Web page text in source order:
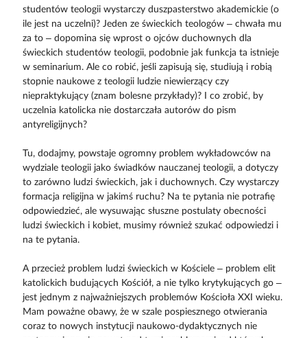
studentów teologii wystarczy duszpasterstwo akademickie (o
ile jest na uczelni)? Jeden ze świeckich teologów – chwała mu
za to – dopomina się wprost o ojców duchownych dla
świeckich studentów teologii, podobnie jak funkcja ta istnieje
w seminarium. Ale co robić, jeśli zapisują się, studiują i robią
stopnie naukowe z teologii ludzie niewierzący czy
niepraktykujący (znam bolesne przykłady)? I co zrobić, by
uczelnia katolicka nie dostarczała autorów do pism
antyreligijnych?
Tu, dodajmy, powstaje ogromny problem wykładowców na
wydziale teologii jako świadków nauczanej teologii, a dotyczy
to zarówno ludzi świeckich, jak i duchownych. Czy wystarczy
formacja religijna w jakimś ruchu? Na te pytania nie potrafię
odpowiedzieć, ale wysuwając słuszne postulaty obecności
ludzi świeckich i kobiet, musimy również szukać odpowiedzi i
na te pytania.
A przecież problem ludzi świeckich w Kościele – problem elit
katolickich budujących Kościół, a nie tylko krytykujących go –
jest jednym z najważniejszych problemów Kościoła XXI wieku.
Mam poważne obawy, że w szale pospiesznego otwierania
coraz to nowych instytucji naukowo-dydaktycznych nie